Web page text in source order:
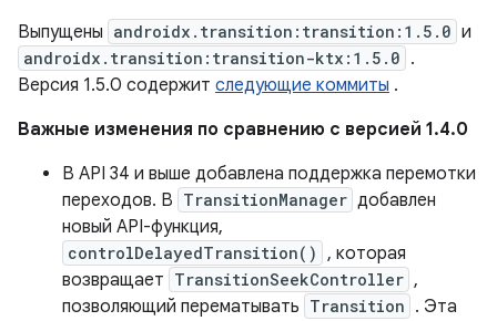
Выпущены androidx.transition:transition:1.5.0 и
androidx.transition:transition-ktx:1.5.0 .
Версия 1.5.0 содержит следующие коммиты .
Важные изменения по сравнению с версией 1.4.0
В API 34 и выше добавлена ​​поддержка перемотки
переходов. В TransitionManager добавлен
новый API-функция,
controlDelayedTransition() , которая
возвращает TransitionSeekController ,
позволяющий перематывать Transition . Эта